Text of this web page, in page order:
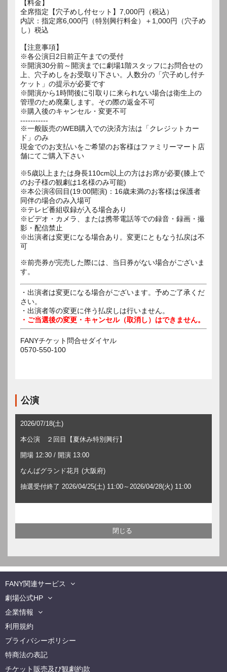
【料金】
全席指定【穴子めし付セット】7,000円（税込）
内訳：指定席6,000円（特別興行料金）＋1,000円（穴子め
し）税込
【注意事項】
※各公演日2日前正午までの受付
※開演30分前～開演までに劇場1階スタッフにお問合せの
上、穴子めしをお受取り下さい。人数分の「穴子めし付チ
ケット」の提示が必要です
※開演から1時間後に引取りに来られない場合は衛生上の
管理のため廃棄します。その際の返金不可
※購入後のキャンセル・変更不可
-----------
※一般販売のWEB購入での決済方法は「クレジットカー
ド」のみ
現金でのお支払いをご希望のお客様はファミリーマート店
舗にてご購入下さい
※5歳以上または身長110cm以上の方はお席が必要(膝上で
のお子様の観劇は1名様のみ可能)
※本公演④回目(19:00開演)：16歳未満のお客様は保護者
同伴の場合のみ入場可
※テレビ番組収録が入る場合あり
※ビデオ・カメラ、または携帯電話等での録音・録画・撮
影・配信禁止
※出演者は変更になる場合あり。変更にともなう払戻は不
可
※前売券が完売した際には、当日券がない場合がございま
す。
・出演者は変更になる場合がございます。予めご了承くだ
さい。
・出演者等の変更に伴う払戻しは行いません。
・ご当選後の変更・キャンセル（取消し）はできません。
FANYチケット問合せダイヤル
0570-550-100
公演
2026/07/18(土)
本公演 ２回目【夏休み特別興行】
開場 12:30 / 開演 13:00
なんばグランド花月 (大阪府)
抽選受付終了 2026/04/25(土) 11:00～2026/04/28(火) 11:00
FANY関連サービス
劇場公式HP
企業情報
利用規約
プライバシーポリシー
特商法の表記
チケット販売及び観劇約款